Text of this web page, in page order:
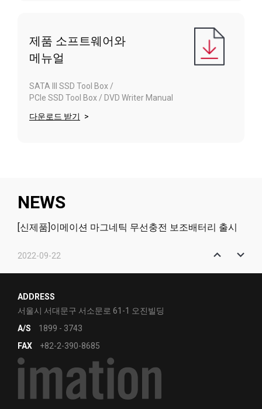
제품 소프트웨어와
메뉴얼
SATA III SSD Tool Box /
PCIe SSD Tool Box / DVD Writer Manual
다운로드 받기
NEWS
[신제품]이메이션 마그네틱 무선충전 보조배터리 출시
2022-09-22
2022-01-12
[신제품]고효율의 PCIe NVMe - Q831
ADDRESS
서울시 서대문구 서소문로 61-1 오진빌딩
A/S
1899 - 3743
FAX
+82-2-390-8685